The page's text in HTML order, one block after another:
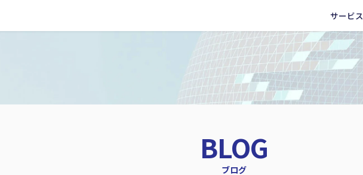
サービス
BLOG
ブログ